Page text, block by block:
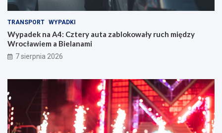
TRANSPORT WYPADKI
Wypadek na A4: Cztery auta zablokowały ruch między
Wrocławiem a Bielanami
7 sierpnia 2026